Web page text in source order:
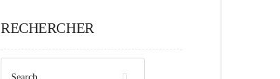
RECHERCHER